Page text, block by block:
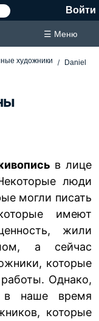
Войти
☰ Меню
художники
Daniel
в лице
люди
могли писать
имеют
жили
а сейчас
которые
Однако,
наше время
которые